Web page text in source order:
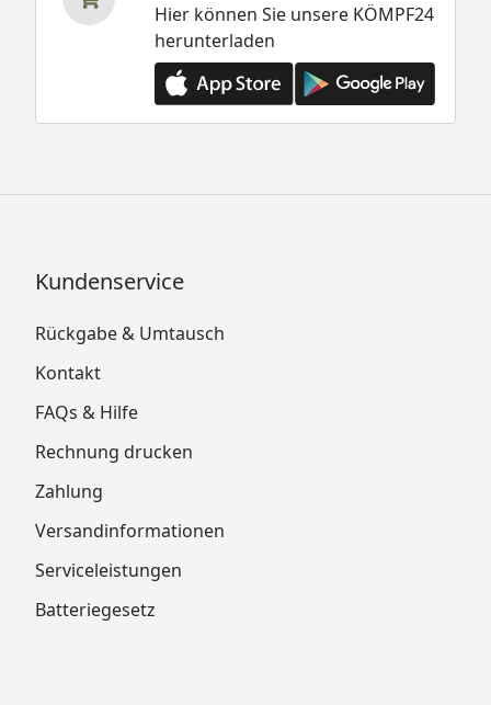
Hier können Sie unsere KÖMPF24
herunterladen
Kundenservice
Rückgabe & Umtausch
Kontakt
FAQs & Hilfe
Rechnung drucken
Zahlung
Versandinformationen
Serviceleistungen
Batteriegesetz